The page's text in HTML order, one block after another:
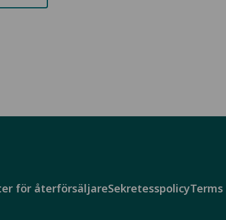
för återförsäljareSekretesspolicy